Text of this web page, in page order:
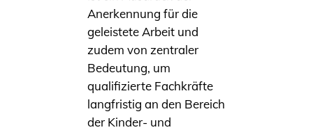
Anerkennung für die
geleistete Arbeit und
zudem von zentraler
Bedeutung, um
qualifizierte Fachkräfte
langfristig an den Bereich
der Kinder- und